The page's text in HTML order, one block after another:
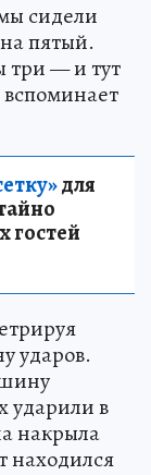
сидели
пятый.
три — и тут
для
гостей
ударов.
ударили в
накрыла
находился